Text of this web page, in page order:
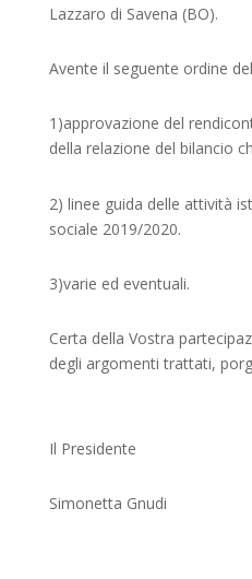
Lazzaro di Savena (BO).
Avente il seguente ordine
1)approvazione del
della relazione del bilancio
2) linee guida delle attività
sociale 2019/2020.
3)varie ed eventuali.
Certa della Vostra
degli argomenti trattati,
Il Presidente
Simonetta Gnudi